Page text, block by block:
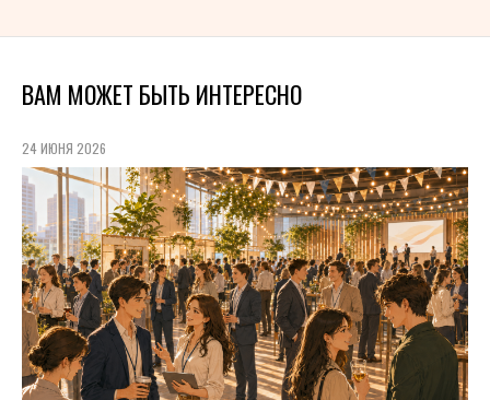
ВАМ МОЖЕТ БЫТЬ ИНТЕРЕСНО
24 ИЮНЯ 2026